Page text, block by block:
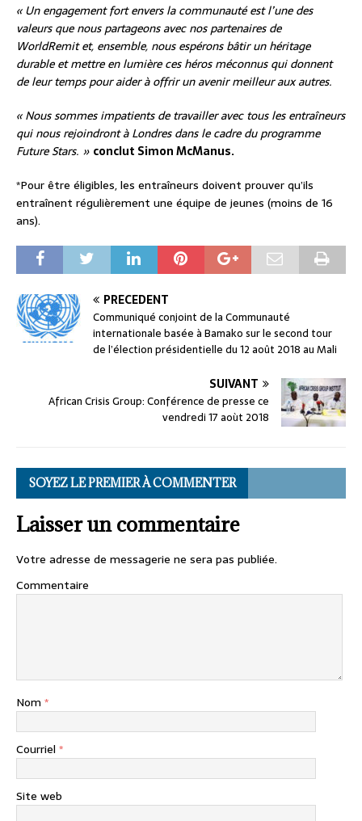
« Un engagement fort envers la communauté est l’une des
valeurs que nous partageons avec nos partenaires de
WorldRemit et, ensemble, nous espérons bâtir un héritage
durable et mettre en lumière ces héros méconnus qui donnent
de leur temps pour aider à offrir un avenir meilleur aux autres.
« Nous sommes impatients de travailler avec tous les entraîneurs
qui nous rejoindront à Londres dans le cadre du programme
Future Stars. » conclut Simon McManus.
*Pour être éligibles, les entraîneurs doivent prouver qu’ils
entraînent régulièrement une équipe de jeunes (moins de 16
ans).
PRÉCÉDENT
Communiqué conjoint de la Communauté
internationale basée à Bamako sur le second tour
de l’élection présidentielle du 12 août 2018 au Mali
SUIVANT
African Crisis Group: Conférence de presse ce
vendredi 17 aoùt 2018
SOYEZ LE PREMIER À COMMENTER
Laisser un commentaire
Votre adresse de messagerie ne sera pas publiée.
Commentaire
Nom *
Courriel *
Site web